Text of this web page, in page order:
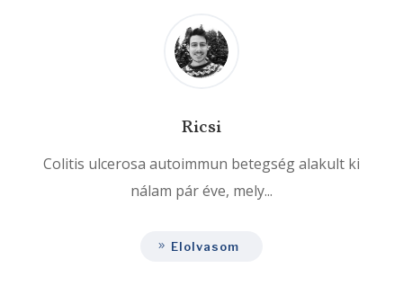
Ricsi
Colitis ulcerosa autoimmun betegség alakult ki
nálam pár éve, mely...
Elolvasom